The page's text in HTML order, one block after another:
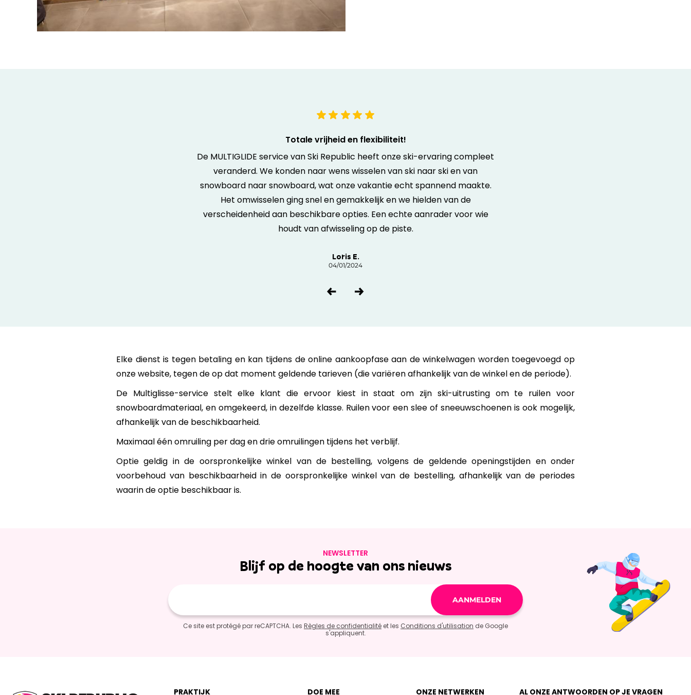
Totale vrijheid en flexibiliteit!
De MULTIGLIDE service van Ski Republic heeft onze ski-ervaring compleet
veranderd. We konden naar wens wisselen van ski naar ski en van
snowboard naar snowboard, wat onze vakantie echt spannend maakte.
Het omwisselen ging snel en gemakkelijk en we hielden van de
verscheidenheid aan beschikbare opties. Een echte aanrader voor wie
houdt van afwisseling op de piste.
Loris E.
04/01/2024
Elke dienst is tegen betaling en kan tijdens de online aankoopfase aan de winkelwagen worden toegevoegd op
onze website, tegen de op dat moment geldende tarieven (die variëren afhankelijk van de winkel en de periode).
De Multiglisse-service stelt elke klant die ervoor kiest in staat om zijn ski-uitrusting om te ruilen voor
snowboardmateriaal, en omgekeerd, in dezelfde klasse. Ruilen voor een slee of sneeuwschoenen is ook mogelijk,
afhankelijk van de beschikbaarheid.
Maximaal één omruiling per dag en drie omruilingen tijdens het verblijf.
Optie geldig in de oorspronkelijke winkel van de bestelling, volgens de geldende openingstijden en onder
voorbehoud van beschikbaarheid in de oorspronkelijke winkel van de bestelling, afhankelijk van de periodes
waarin de optie beschikbaar is.
NEWSLETTER
Blijf op de hoogte van ons nieuws
Ce site est protégé par reCAPTCHA. Les Règles de confidentialité et les Conditions d'utilisation de Google
s'appliquent.
PRAKTIJK DOE MEE ONZE NETWERKEN AL ONZE ANTWOORDEN OP JE VRAGEN